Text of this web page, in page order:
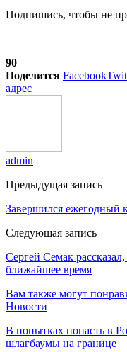
Подпишись, чтобы не
90
Поделится Facebook
адрес
admin
Предыдущая запись
Завершился ежегодный
Следующая запись
Сергей Семак
ближайшее время
Вам также могут
Новости
В попытках попасть в
шлагбаумы на границе